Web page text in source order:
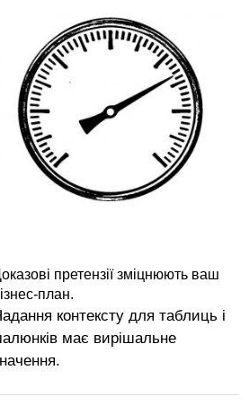
претензії зміцнюють ваш
план.
контексту для таблиць і
має вирішальне